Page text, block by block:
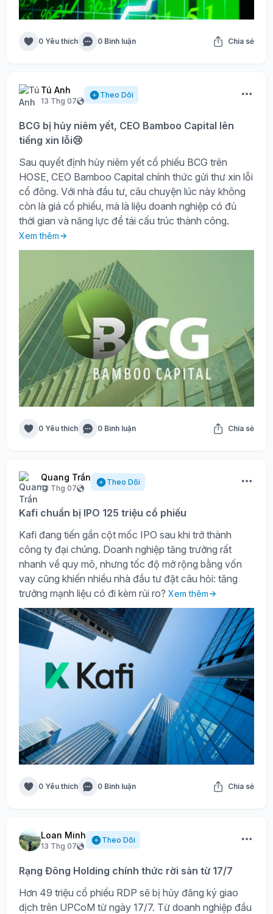
0 Yêu thích 0 Bình luận Chia sẻ
Tú Anh
13 Thg 07
Theo Dõi
BCG bị hủy niêm yết, CEO Bamboo Capital lên
tiếng xin lỗi😢
Sau quyết định hủy niêm yết cổ phiếu BCG trên
HOSE, CEO Bamboo Capital chính thức gửi thư xin lỗi
cổ đông. Với nhà đầu tư, câu chuyện lúc này không
còn là giá cổ phiếu, mà là liệu doanh nghiệp có đủ
thời gian và năng lực để tái cấu trúc thành công.
Xem thêm
0 Yêu thích 0 Bình luận Chia sẻ
Quang Trần
13 Thg 07
Theo Dõi
Kafi chuẩn bị IPO 125 triệu cổ phiếu
Kafi đang tiến gần cột mốc IPO sau khi trở thành
công ty đại chúng. Doanh nghiệp tăng trưởng rất
nhanh về quy mô, nhưng tốc độ mở rộng bằng vốn
vay cũng khiến nhiều nhà đầu tư đặt câu hỏi: tăng
trưởng mạnh liệu có đi kèm rủi ro? Xem thêm
0 Yêu thích 0 Bình luận Chia sẻ
Loan Minh
13 Thg 07
Theo Dõi
Rạng Đông Holding chính thức rời sàn từ 17/7
Hơn 49 triệu cổ phiếu RDP sẽ bị hủy đăng ký giao
dịch trên UPCoM từ ngày 17/7. Từ doanh nghiệp đầu